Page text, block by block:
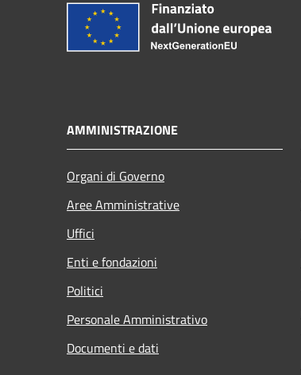
AMMINISTRAZIONE
Organi di Governo
Aree Amministrative
Uffici
Enti e fondazioni
Politici
Personale Amministrativo
Documenti e dati